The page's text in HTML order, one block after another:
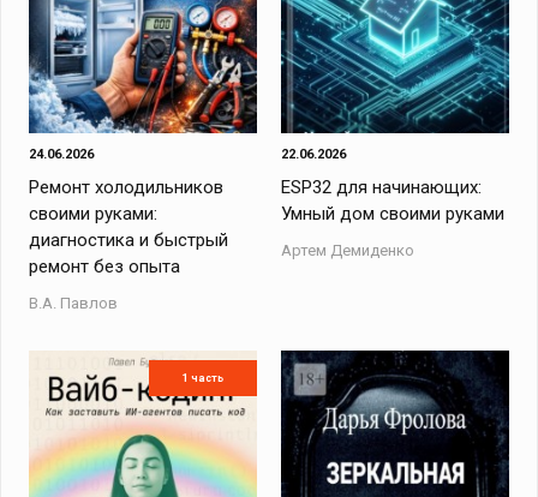
24.06.2026
Ремонт холодильников
своими руками:
диагностика и быстрый
ремонт без опыта
В.А. Павлов
22.06.2026
ESP32 для начинающих:
Умный дом своими руками
Артем Демиденко
1 часть